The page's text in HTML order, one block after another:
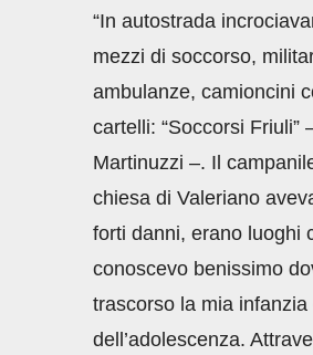
“In autostrada
mezzi di soccorso,
ambulanze, camioncini
cartelli: “Soccorsi Friuli”
Martinuzzi –. Il
chiesa di Valeriano
forti danni, erano luoghi
conoscevo benissimo
trascorso la mia infanzia
dell’adolescenza.